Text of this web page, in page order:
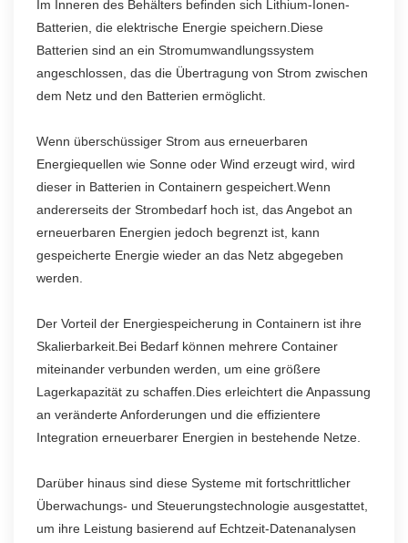
Im Inneren des Behälters befinden sich Lithium-Ionen-
Batterien, die elektrische Energie speichern.Diese
Batterien sind an ein Stromumwandlungssystem
angeschlossen, das die Übertragung von Strom zwischen
dem Netz und den Batterien ermöglicht.
Wenn überschüssiger Strom aus erneuerbaren
Energiequellen wie Sonne oder Wind erzeugt wird, wird
dieser in Batterien in Containern gespeichert.Wenn
andererseits der Strombedarf hoch ist, das Angebot an
erneuerbaren Energien jedoch begrenzt ist, kann
gespeicherte Energie wieder an das Netz abgegeben
werden.
Der Vorteil der Energiespeicherung in Containern ist ihre
Skalierbarkeit.Bei Bedarf können mehrere Container
miteinander verbunden werden, um eine größere
Lagerkapazität zu schaffen.Dies erleichtert die Anpassung
an veränderte Anforderungen und die effizientere
Integration erneuerbarer Energien in bestehende Netze.
Darüber hinaus sind diese Systeme mit fortschrittlicher
Überwachungs- und Steuerungstechnologie ausgestattet,
um ihre Leistung basierend auf Echtzeit-Datenanalysen